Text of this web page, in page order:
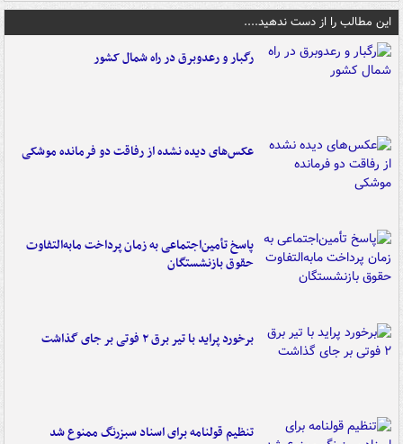
این مطالب را از دست ندهید....
رگبار و رعدوبرق در راه شمال کشور
عکس‌های دیده نشده از رفاقت دو فرمانده‌ موشکی
پاسخ تأمین‌اجتماعی به زمان پرداخت مابه‌التفاوت
حقوق بازنشستگان
برخورد پراید با تیر برق ۲ فوتی بر جای گذاشت
تنظیم قولنامه برای اسناد سبزرنگ ممنوع شد